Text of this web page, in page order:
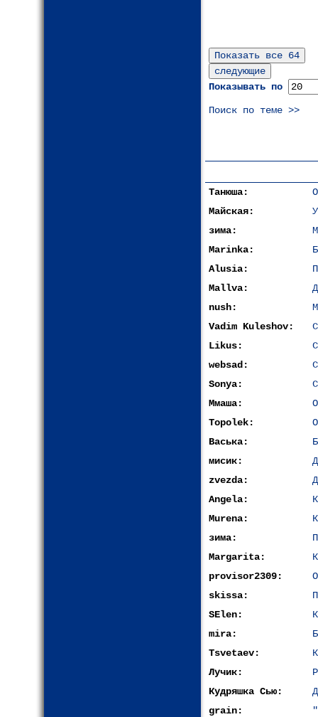
Показывать по
Поиск по теме >>
Танюша:
Майская:
зима:
Marinka:
Alusia:
Mallva:
nush:
Vadim Kuleshov:
Likus:
websad:
Sonya:
Ммаша:
Topolek:
Васька:
мисик:
zvezda:
Angela:
Murena:
зима:
Margarita:
provisor2309:
skissa:
SElen:
mira:
Tsvetaev:
Лучик:
Кудряшка Сью:
grain: